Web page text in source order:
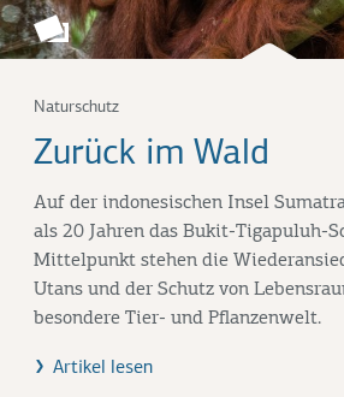
Naturschutz
Zurück im Wald
Auf der indonesischen Insel
als 20 Jahren das Bukit-Tigapuluh-
Mittelpunkt stehen die
Utans und der Schutz von
besondere Tier- und Pflanzenwelt.
Artikel lesen